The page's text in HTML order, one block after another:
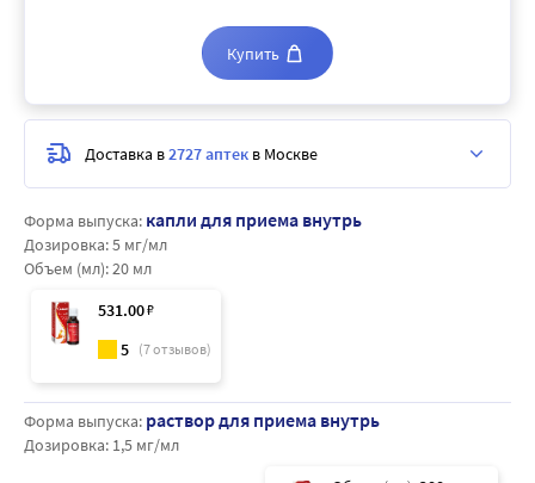
Форма выпуска: капли для приема внутрь
Дозировка:5 мг/мл
Объем (мл):20 мл
531.00₽
5 (7отзывов)
Форма выпуска: раствор для приема внутрь
Дозировка: 1,5 мг/мл
Купить
Доставка в2727 аптек в Москве